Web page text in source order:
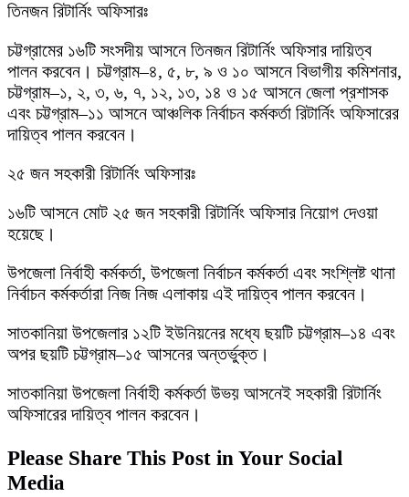
তিনজন রিটার্নিং অফিসারঃ
চট্টগ্রামের ১৬টি সংসদীয় আসনে তিনজন রিটার্নিং অফিসার দায়িত্ব
পালন করবেন। চট্টগ্রাম–৪, ৫, ৮, ৯ ও ১০ আসনে বিভাগীয় কমিশনার,
চট্টগ্রাম–১, ২, ৩, ৬, ৭, ১২, ১৩, ১৪ ও ১৫ আসনে জেলা প্রশাসক
এবং চট্টগ্রাম–১১ আসনে আঞ্চলিক নির্বাচন কর্মকর্তা রিটার্নিং অফিসারের
দায়িত্ব পালন করবেন।
২৫ জন সহকারী রিটার্নিং অফিসারঃ
১৬টি আসনে মোট ২৫ জন সহকারী রিটার্নিং অফিসার নিয়োগ দেওয়া
হয়েছে।
উপজেলা নির্বাহী কর্মকর্তা, উপজেলা নির্বাচন কর্মকর্তা এবং সংশ্লিষ্ট থানা
নির্বাচন কর্মকর্তারা নিজ নিজ এলাকায় এই দায়িত্ব পালন করবেন।
সাতকানিয়া উপজেলার ১২টি ইউনিয়নের মধ্যে ছয়টি চট্টগ্রাম–১৪ এবং
অপর ছয়টি চট্টগ্রাম–১৫ আসনের অন্তর্ভুক্ত।
সাতকানিয়া উপজেলা নির্বাহী কর্মকর্তা উভয় আসনেই সহকারী রিটার্নিং
অফিসারের দায়িত্ব পালন করবেন।
Please Share This Post in Your Social
Media